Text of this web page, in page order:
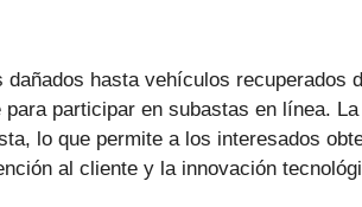
hasta vehículos
participar en subastas en línea.
lo que permite a los interesados
al cliente y la innovación